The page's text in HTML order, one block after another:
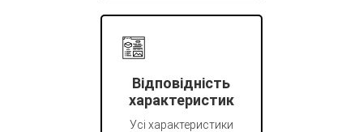
Відповідність
характеристик
Усі характеристики